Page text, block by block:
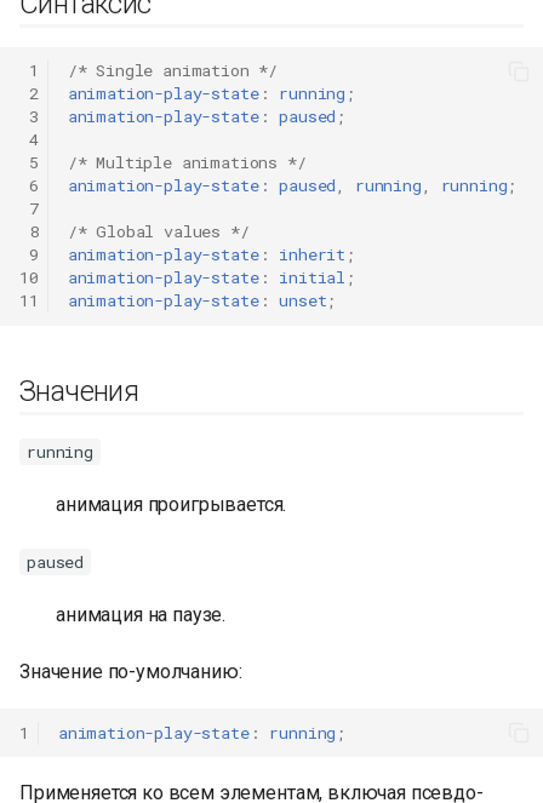
1
2
3
4
5
6
7
8
9
10
11
/* Single animation */
animation-play-state: running ;
animation-play-state: paused ;
/* Multiple animations */
animation-play-state: paused, running, running;
/* Global values */
animation-play-state: inherit ;
animation-play-state: initial ;
animation-play-state: unset;
Значения
running
анимация проигрывается.
paused
анимация на паузе.
Значение по-умолчанию:
1 animation-play-state: running ;
Применяется ко всем элементам, включая псевдо-